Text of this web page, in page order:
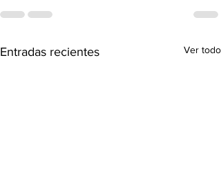
Entradas recientes Ver todo